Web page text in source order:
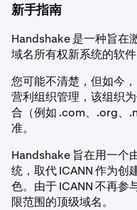
新手指南
Handshake 是一种旨在
域名所有权新系统的软件
您可能不清楚，但如今
营利组织管理，该组织
合（例如 .com、.org、
准。
Handshake 旨在用一个
统，取代 ICANN 作为创
色。由于 ICANN 不再参
限范围的顶级域名。